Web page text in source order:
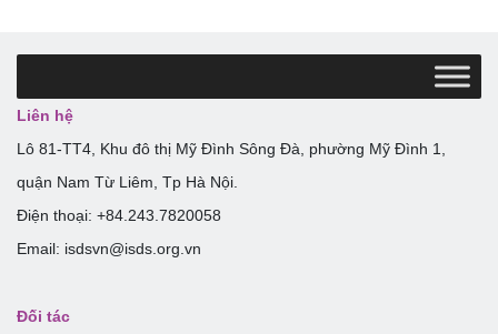
Liên hệ
Lô 81-TT4, Khu đô thị Mỹ Đình Sông Đà, phường Mỹ Đình 1,
quận Nam Từ Liêm, Tp Hà Nội.
Điện thoại: +84.243.7820058
Email: isdsvn@isds.org.vn
Đối tác